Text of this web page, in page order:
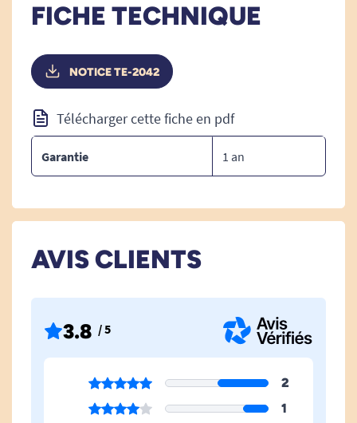
FICHE TECHNIQUE
NOTICE TE-2042
Télécharger cette fiche en pdf
Garantie 1 an
AVIS CLIENTS
3.8 / 5
2
1